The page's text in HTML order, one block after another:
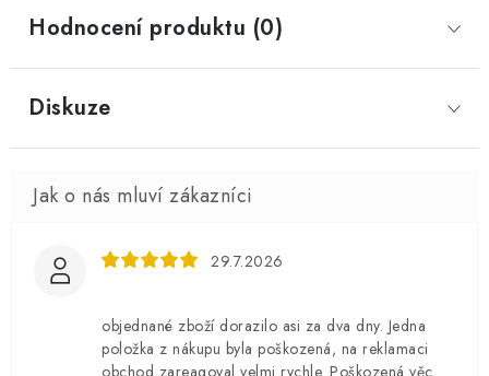
Hodnocení produktu (0)
Diskuze
29.7.2026
objednané zboží dorazilo asi za dva dny. Jedna
položka z nákupu byla poškozená, na reklamaci
obchod zareagoval velmi rychle. Poškozená věc